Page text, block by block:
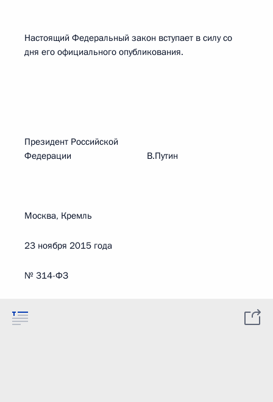
Настоящий Федеральный закон вступает в силу со
дня его официального опубликования.
Президент Российской
Федерации В.Путин
Москва, Кремль
23 ноября 2015 года
№ 314-ФЗ